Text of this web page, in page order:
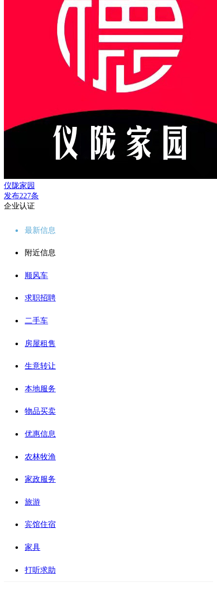
仪陇家园
发布227条
企业认证
最新信息
附近信息
顺风车
求职招聘
二手车
房屋租售
生意转让
本地服务
物品买卖
优惠信息
农林牧渔
家政服务
旅游
宾馆住宿
家具
打听求助